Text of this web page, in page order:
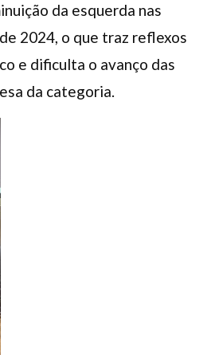
da esquerda nas
2024, o que traz reflexos
e dificulta o avanço das
da categoria.